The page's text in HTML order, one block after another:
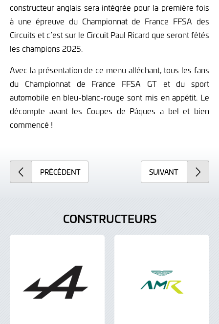
constructeur anglais sera intégrée pour la première fois
à une épreuve du Championnat de France FFSA des
Circuits et c’est sur le Circuit Paul Ricard que seront fêtés
les champions 2025.
Avec la présentation de ce menu alléchant, tous les fans
du Championnat de France FFSA GT et du sport
automobile en bleu-blanc-rouge sont mis en appétit. Le
décompte avant les Coupes de Pâques a bel et bien
commencé !
PRÉCÉDENT SUIVANT
CONSTRUCTEURS